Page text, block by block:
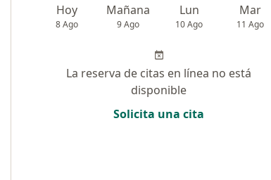
Hoy
8 Ago
Mañana
9 Ago
Lun
10 Ago
Mar
11 Ago
La reserva de citas en línea no está
disponible
Solicita una cita